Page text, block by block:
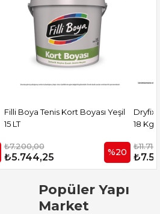
Yeşil
%20
Dryfix Traffic Paint Zemin Boyası
₺11.714,06
₺7.546,88 %36
Popüler Yapı
Market